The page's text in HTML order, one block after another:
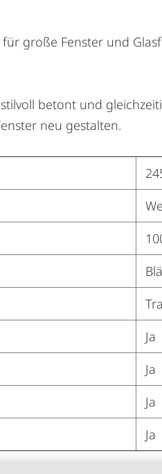
große Fenster und
betont und
neu gestalten.
Ja
Ja
Ja
Ja